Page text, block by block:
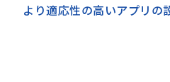
より適応性の高いアプリの